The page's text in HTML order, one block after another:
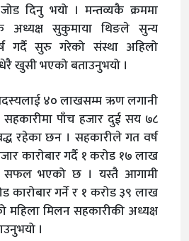
दिनु भयो । मन्तव्यकै क्रममा
अध्यक्ष सुकुमाया थिङले सुन्य
गर्दै सुरु गरेको संस्था अहिलो
खुसी भएको बताउनुभयो ।
४० लाखसम्म ऋण लगानी
पाँच हजार दुई सय ७८
रहेका छन । सहकारीले गत वर्ष
कारोबार गर्दै १ करोड १७ लाख
सफल भएको छ । यस्तै आगामी
कारोबार गर्ने र १ करोड ३९ लाख
महिला मिलन सहकारीकी अध्यक्ष
।